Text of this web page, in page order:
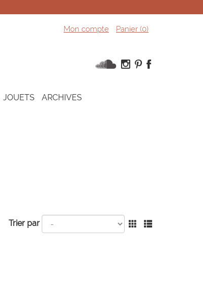
Mon compte Panier (0)
JOUETS ARCHIVES
Trier par